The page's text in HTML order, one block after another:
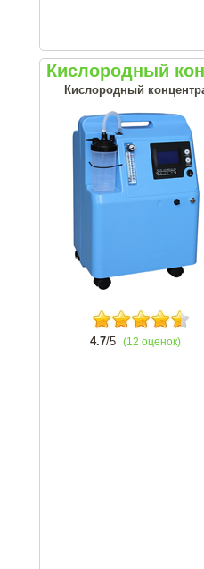
Кислородный
Кислородный
4.7/5 (12 оценок)